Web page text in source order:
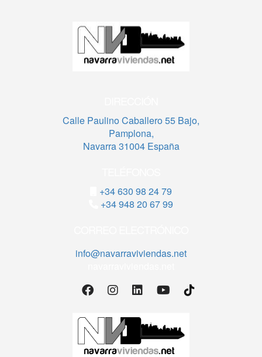
Calle Paulino Caballero 55 Bajo,
Pamplona,
Navarra 31004 España
+34 630 98 24 79
+34 948 20 67 99
info@navarraviviendas.net